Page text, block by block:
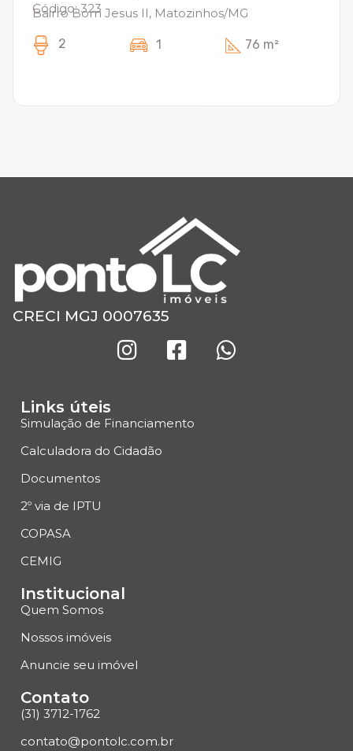
Código: 323
Bairro Bom Jesus II, Matozinhos/MG
2 1 76 m²
CRECI MGJ 0007635
Links úteis
Simulação de Financiamento
Calculadora do Cidadão
Documentos
2º via de IPTU
COPASA
CEMIG
Institucional
Quem Somos
Nossos imóveis
Anuncie seu imóvel
Contato
(31) 3712-1762
contato@pontolc.com.br